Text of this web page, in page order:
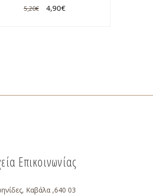
5,20€ 4,90€
Επικοινωνίας
Καβάλα ,640 03